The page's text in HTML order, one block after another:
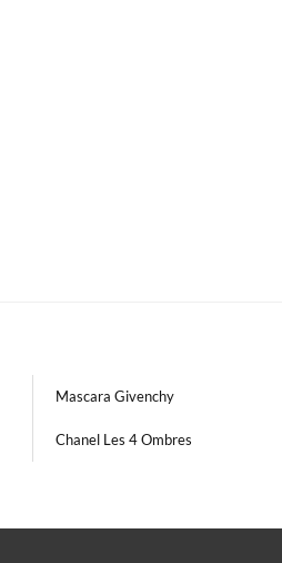
Mascara Givenchy
Chanel Les 4 Ombres